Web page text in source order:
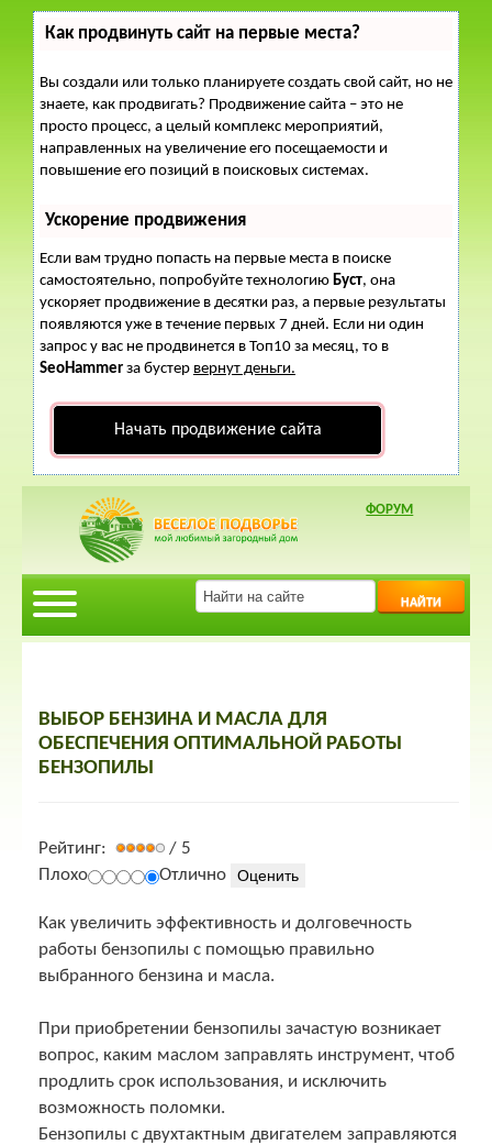
Как продвинуть сайт на первые места?
Вы создали или только планируете создать свой сайт, но не
знаете, как продвигать? Продвижение сайта – это не
просто процесс, а целый комплекс мероприятий,
направленных на увеличение его посещаемости и
повышение его позиций в поисковых системах.
Ускорение продвижения
Если вам трудно попасть на первые места в поиске
самостоятельно, попробуйте технологию Буст, она
ускоряет продвижение в десятки раз, а первые результаты
появляются уже в течение первых 7 дней. Если ни один
запрос у вас не продвинется в Топ10 за месяц, то в
SeoHammer за бустер вернут деньги.
Начать продвижение сайта
ФОРУМ
НАЙТИ
ВЫБОР БЕНЗИНА И МАСЛА ДЛЯ
ОБЕСПЕЧЕНИЯ ОПТИМАЛЬНОЙ РАБОТЫ
БЕНЗОПИЛЫ
Рейтинг:
/ 5
Плохо
Отлично
Как увеличить эффективность и долговечность
работы бензопилы с помощью правильно
выбранного бензина и масла.
При приобретении бензопилы зачастую возникает
вопрос, каким маслом заправлять инструмент, чтоб
продлить срок использования, и исключить
возможность поломки.
Бензопилы с двухтактным двигателем заправляются